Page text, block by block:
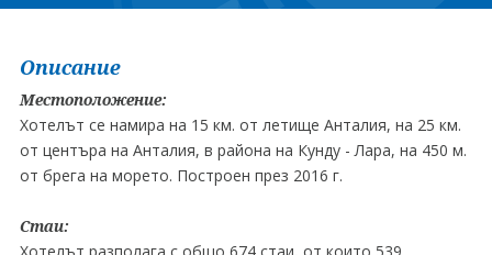
Описание
Местоположение:
Хотелът се намира на 15 км. от летище Анталия, на 25 км.
от центъра на Анталия, в района на Кунду - Лара, на 450 м.
от брега на морето. Построен през 2016 г.
Стаи: